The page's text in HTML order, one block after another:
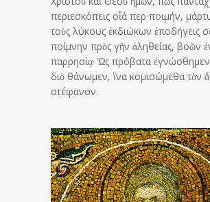
περιεσκόπεις οἷά περ ποιμήν,
τοὺς λύκους ἐκδιώκων ἐποδήγεις
ποίμνην πρὸς γῆν ἀληθείας, βοῶν
παρρησίᾳ· Ὡς πρόβατα
διὸ θάνωμεν, ἵνα κομισώμεθα τὸν
στέφανον.